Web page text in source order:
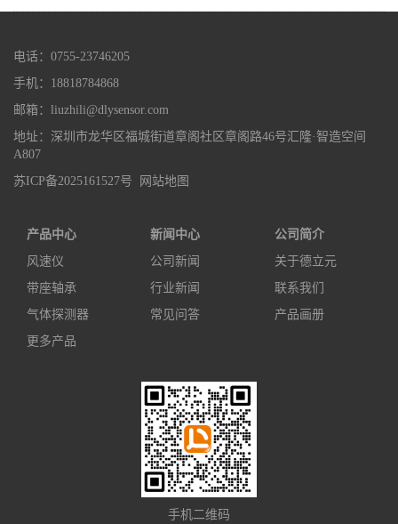
电话：0755-23746205
手机：18818784868
邮箱：liuzhili@dlysensor.com
地址：深圳市龙华区福城街道章阁社区章阁路46号汇隆·智造空间
A807
苏ICP备2025161527号
网站地图
产品中心
风速仪
带座轴承
气体探测器
更多产品
新闻中心
公司新闻
行业新闻
常见问答
公司简介
关于德立元
联系我们
产品画册
手机二维码